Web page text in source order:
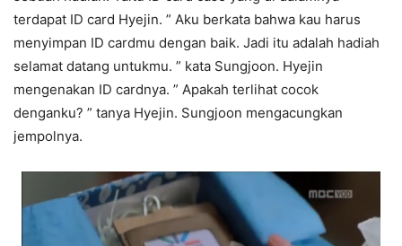
terdapat ID card Hyejin. ” Aku berkata bahwa kau harus
menyimpan ID cardmu dengan baik. Jadi itu adalah hadiah
selamat datang untukmu. ” kata Sungjoon. Hyejin
mengenakan ID cardnya. ” Apakah terlihat cocok
denganku? ” tanya Hyejin. Sungjoon mengacungkan
jempolnya.